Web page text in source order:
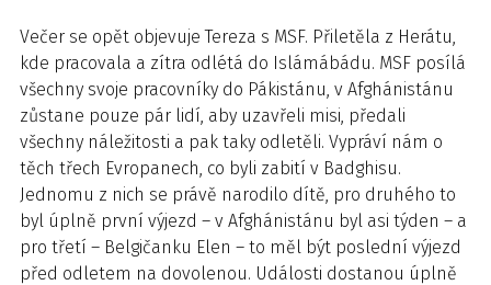
Večer se opět objevuje Tereza s MSF. Přiletěla z Herátu,
kde pracovala a zítra odlétá do Islámábádu. MSF posílá
všechny svoje pracovníky do Pákistánu, v Afghánistánu
zůstane pouze pár lidí, aby uzavřeli misi, předali
všechny náležitosti a pak taky odletěli. Vypráví nám o
těch třech Evropanech, co byli zabití v Badghisu.
Jednomu z nich se právě narodilo dítě, pro druhého to
byl úplně první výjezd – v Afghánistánu byl asi týden – a
pro třetí – Belgičanku Elen – to měl být poslední výjezd
před odletem na dovolenou. Události dostanou úplně